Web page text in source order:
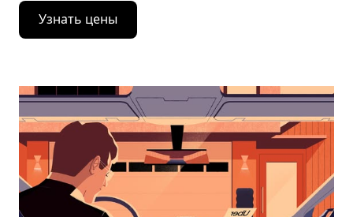
Нажмите
стрелку
вниз,
календарю
выбрать
дату.
Чтобы
закрыть
календарь,
нажмите
Esc.
Узнать цены